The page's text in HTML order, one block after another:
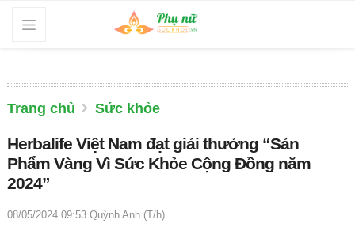
Trang chủ Sức khỏe
Herbalife Việt Nam đạt giải thưởng “Sản
Phẩm Vàng Vì Sức Khỏe Cộng Đồng năm
2024”
08/05/2024 09:53 Quỳnh Anh (T/h)